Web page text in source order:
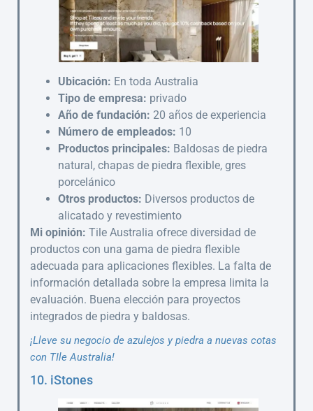
Ubicación: En toda Australia
Tipo de empresa: privado
Año de fundación: 20 años de experiencia
Número de empleados: 10
Productos principales: Baldosas de piedra
natural, chapas de piedra flexible, gres
porcelánico
Otros productos: Diversos productos de
alicatado y revestimiento
Mi opinión: Tile Australia ofrece diversidad de
productos con una gama de piedra flexible
adecuada para aplicaciones flexibles. La falta de
información detallada sobre la empresa limita la
evaluación. Buena elección para proyectos
integrados de piedra y baldosas.
¡Lleve su negocio de azulejos y piedra a nuevas cotas
con TIle Australia!
10. iStones